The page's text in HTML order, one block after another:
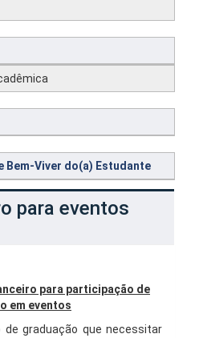
Bem-Viver do(a) Estudante
para eventos
para participação de
em eventos
graduação que necessitar